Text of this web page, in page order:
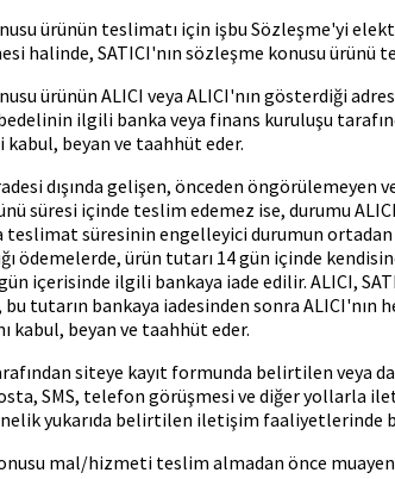
ürünün teslimatı için işbu Sözleşme'yi
halinde, SATICI'nın sözleşme konusu
ürünün ALICI veya ALICI'nın gösterdiği
ilgili banka veya finans kuruluşu
kabul, beyan ve taahhüt eder.
dışında gelişen, önceden
süresi içinde teslim edemez ise, durumu
süresinin engelleyici durumun
ödemelerde, ürün tutarı 14 gün içinde
içerisinde ilgili bankaya iade edilir. ALICI,
tutarın bankaya iadesinden sonra
kabul, beyan ve taahhüt eder.
siteye kayıt formunda belirtilen
SMS, telefon görüşmesi ve diğer yollarla
yukarıda belirtilen iletişim faaliyetlerinde
mal/hizmeti teslim almadan önce